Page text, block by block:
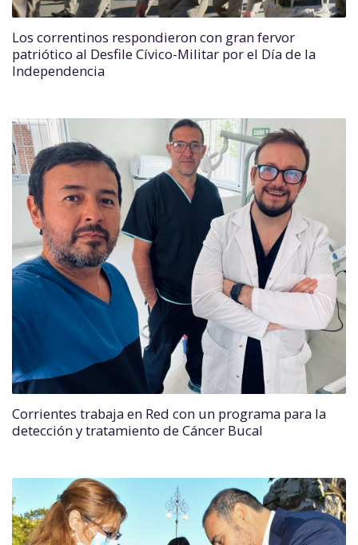
Los correntinos respondieron con gran fervor
patriótico al Desfile Cívico-Militar por el Día de la
Independencia
Corrientes trabaja en Red con un programa para la
detección y tratamiento de Cáncer Bucal